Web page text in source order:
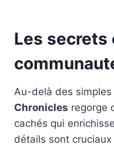
Les secrets
Au-delà des
Chronicles regorge
cachés qui
détails sont